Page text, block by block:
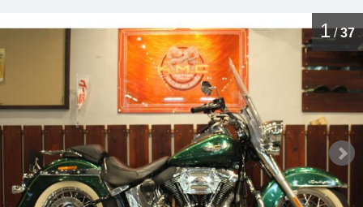
1 / 37